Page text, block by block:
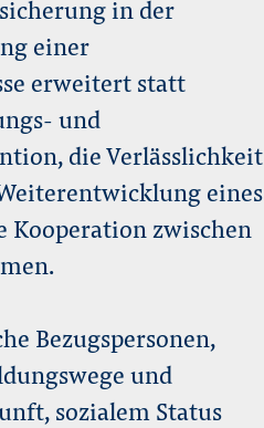
in der
einer
erweitert statt
und
die Verlässlichkeit
eines
Kooperation zwischen
Bezugspersonen,
und
sozialem Status